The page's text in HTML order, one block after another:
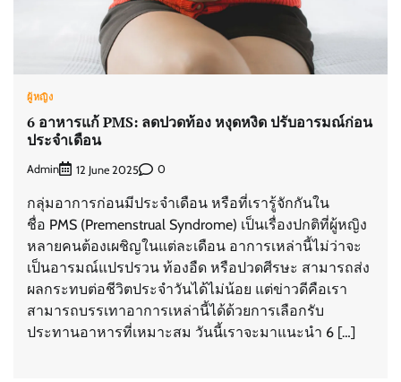
ผู้หญิง
6 อาหารแก้ PMS: ลดปวดท้อง หงุดหงิด ปรับอารมณ์ก่อน
ประจำเดือน
Admin 12 June 2025 0
กลุ่มอาการก่อนมีประจำเดือน หรือที่เรารู้จักกันใน
ชื่อ PMS (Premenstrual Syndrome) เป็นเรื่องปกติที่ผู้หญิง
หลายคนต้องเผชิญในแต่ละเดือน อาการเหล่านี้ไม่ว่าจะ
เป็นอารมณ์แปรปรวน ท้องอืด หรือปวดศีรษะ สามารถส่ง
ผลกระทบต่อชีวิตประจำวันได้ไม่น้อย แต่ข่าวดีคือเรา
สามารถบรรเทาอาการเหล่านี้ได้ด้วยการเลือกรับ
ประทานอาหารที่เหมาะสม วันนี้เราจะมาแนะนำ 6 […]